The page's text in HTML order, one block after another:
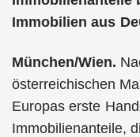
Immobilien aus
München/Wien.
österreichischen
Europas erste
Immobilienanteile,